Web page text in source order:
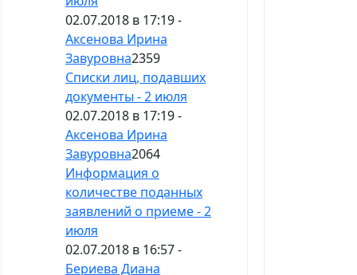
02.07.2018 в 17:19 -
Аксенова Ирина
Завуровна2359
Списки лиц, подавших
документы - 2 июля
02.07.2018 в 17:19 -
Аксенова Ирина
Завуровна2064
Информация о
количестве поданных
заявлений о приеме - 2
июля
02.07.2018 в 16:57 -
Бериева Диана